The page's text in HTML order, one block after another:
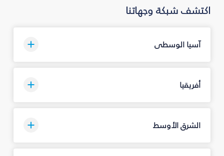
اكتشف شبكة وجهاتنا
آسيا الوسطى
أفريقيا
الشرق الأوسط